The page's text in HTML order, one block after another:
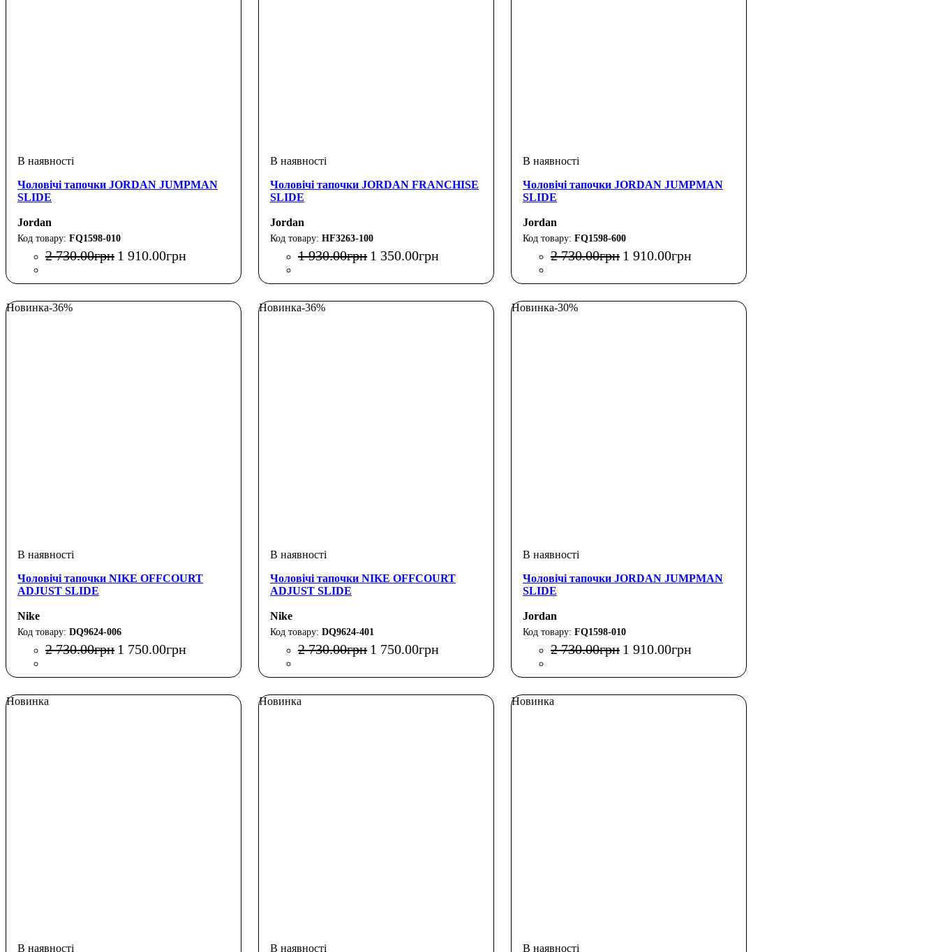
Чоловічі тапочки JORDAN JUMPMAN
SLIDE
Jordan
FQ1598-010
2 730.00грн 1 910.00грн
Чоловічі тапочки JORDAN FRANCHISE
SLIDE
Jordan
HF3263-100
1 930.00грн 1 350.00грн
Чоловічі тапочки JORDAN JUMPMAN
SLIDE
Jordan
FQ1598-600
2 730.00грн 1 910.00грн
Новинка-36%
Чоловічі тапочки NIKE OFFCOURT
ADJUST SLIDE
Nike
DQ9624-006
2 730.00грн 1 750.00грн
Новинка-36%
Чоловічі тапочки NIKE OFFCOURT
ADJUST SLIDE
Nike
DQ9624-401
2 730.00грн 1 750.00грн
Новинка-30%
Чоловічі тапочки JORDAN JUMPMAN
SLIDE
Jordan
FQ1598-010
2 730.00грн 1 910.00грн
Новинка Новинка Новинка